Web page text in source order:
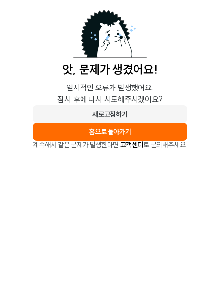
앗, 문제가 생겼어요!
일시적인 오류가 발생했어요.
잠시 후에 다시 시도해주시겠어요?
새로고침하기
홈으로 돌아가기
계속해서 같은 문제가 발생한다면 고객센터로 문의해주세요.